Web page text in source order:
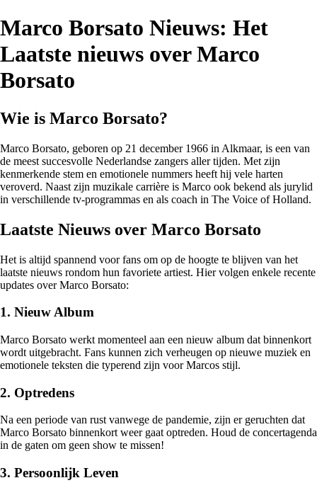
Marco Borsato Nieuws: Het
Laatste nieuws over Marco
Borsato
Wie is Marco Borsato?
Marco Borsato, geboren op 21 december 1966 in Alkmaar, is een van
de meest succesvolle Nederlandse zangers aller tijden. Met zijn
kenmerkende stem en emotionele nummers heeft hij vele harten
veroverd. Naast zijn muzikale carrière is Marco ook bekend als jurylid
in verschillende tv-programmas en als coach in The Voice of Holland.
Laatste Nieuws over Marco Borsato
Het is altijd spannend voor fans om op de hoogte te blijven van het
laatste nieuws rondom hun favoriete artiest. Hier volgen enkele recente
updates over Marco Borsato:
1. Nieuw Album
Marco Borsato werkt momenteel aan een nieuw album dat binnenkort
wordt uitgebracht. Fans kunnen zich verheugen op nieuwe muziek en
emotionele teksten die typerend zijn voor Marcos stijl.
2. Optredens
Na een periode van rust vanwege de pandemie, zijn er geruchten dat
Marco Borsato binnenkort weer gaat optreden. Houd de concertagenda
in de gaten om geen show te missen!
3. Persoonlijk Leven